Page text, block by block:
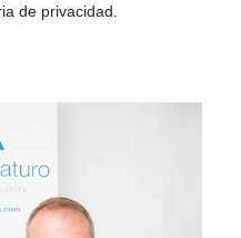
de privacidad.